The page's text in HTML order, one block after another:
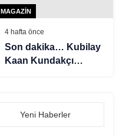
MAGAZIN
4 hafta önce
Son dakika… Kubilay
Kaan Kundakçı
Alaattin Kadayıfçıoğlu
hakkında flaş gelişme
Yeni Haberler